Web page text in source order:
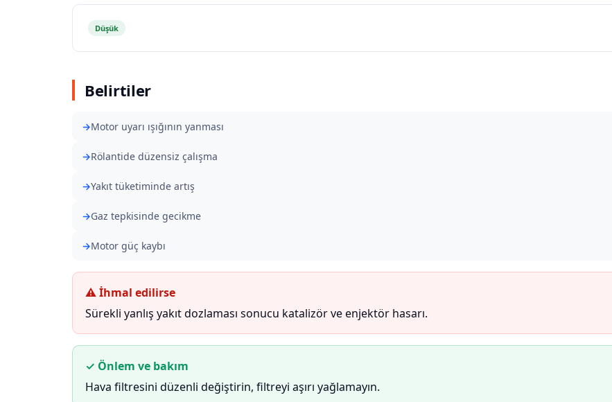
Düşük
Belirtiler
Motor uyarı ışığının yanması
Rölantide düzensiz çalışma
Yakıt tüketiminde artış
Gaz tepkisinde gecikme
Motor güç kaybı
⚠ İhmal edilirse
Sürekli yanlış yakıt dozlaması sonucu katalizör ve enjektör hasarı.
✓ Önlem ve bakım
Hava filtresini düzenli değiştirin, filtreyi aşırı yağlamayın.